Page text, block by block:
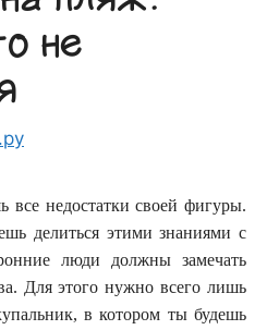
не
все недостатки своей фигуры.
делиться этими знаниями с
люди должны замечать
Для этого нужно всего лишь
в котором ты будешь